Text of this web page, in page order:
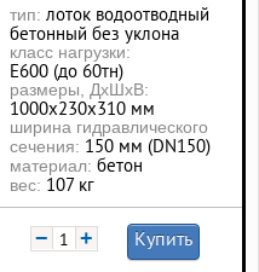
тип: лоток водоотводный
бетонный без уклона
класс нагрузки:
Е600 (до 60тн)
размеры, ДхШхВ:
1000х230х310 мм
ширина гидравлического
сечения: 150 мм (DN150)
материал: бетон
вес: 107 кг
− + Купить